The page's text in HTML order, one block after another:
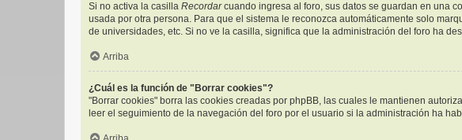
Si no activa la casilla Recordarcuando ingresa al foro, sus datos se guardan en una
usada por otra persona. Para que el sistema le reconozca automáticamente solo
de universidades, etc. Si no ve la casilla, significa que la administración del foro ha
Arriba
¿Cuál es la función de "Borrar cookies"?
"Borrar cookies" borra las cookies creadas por phpBB, las cuales le mantienen
leer el seguimiento de la navegación del foro por el usuario si la administración ha